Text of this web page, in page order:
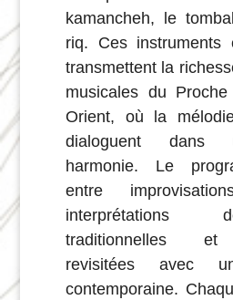
kamancheh, le
riq. Ces instruments
transmettent la
musicales du
Orient, où la
dialoguent dans
harmonie. Le
entre
interprétations
traditionnelles et
revisitées avec
contemporaine.